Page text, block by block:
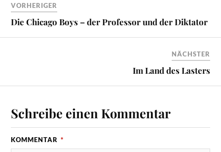
VORHERIGER
Die Chicago Boys – der Professor und der Diktator
NÄCHSTER
Im Land des Lasters
Schreibe einen Kommentar
KOMMENTAR *